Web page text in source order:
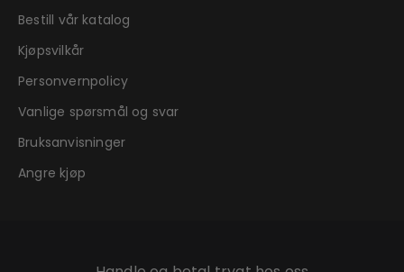
Bestill vår katalog
Kjøpsvilkår
Personvernpolicy
Vanlige spørsmål og svar
Bruksanvisninger
Angre kjøp